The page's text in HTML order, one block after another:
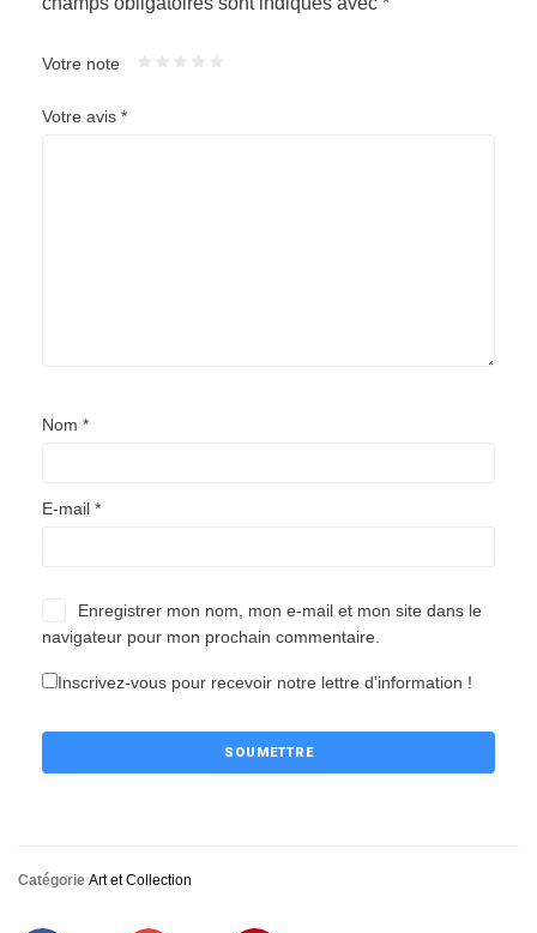
Votre note
Votre avis *
Nom *
E-mail *
Enregistrer mon nom, mon e-mail et mon site dans le
navigateur pour mon prochain commentaire.
Inscrivez-vous pour recevoir notre lettre d'information !
Catégorie Art et Collection